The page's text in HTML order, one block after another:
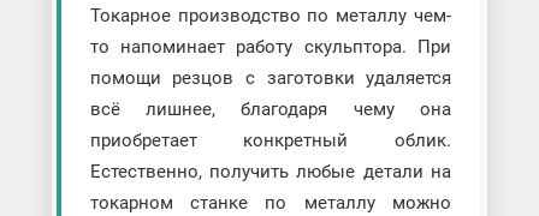
Токарное производство по металлу чем-
то напоминает работу скульптора. При
помощи резцов с заготовки удаляется
всё лишнее, благодаря чему она
приобретает конкретный облик.
Естественно, получить любые детали на
токарном станке по металлу можно